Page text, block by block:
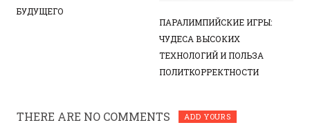
БУДУЩЕГО
ПАРАЛИМПИЙСКИЕ ИГРЫ:
ЧУДЕСА ВЫСОКИХ
ТЕХНОЛОГИЙ И ПОЛЬЗА
ПОЛИТКОРРЕКТНОСТИ
THERE ARE NO COMMENTS ADD YOURS